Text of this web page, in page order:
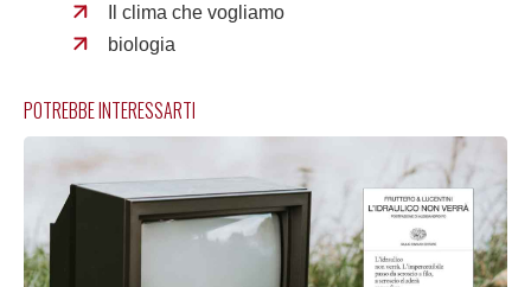
Il clima che vogliamo
biologia
POTREBBE INTERESSARTI